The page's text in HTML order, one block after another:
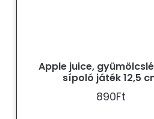
Apple juice,
sípoló játék 12,5
890Ft